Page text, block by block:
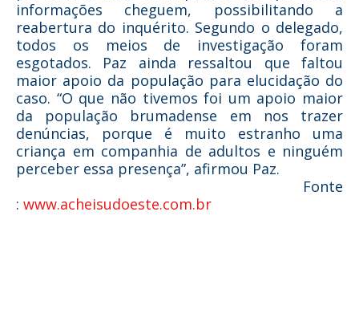
informações cheguem, possibilitando a
reabertura do inquérito. Segundo o delegado,
todos os meios de investigação foram
esgotados. Paz ainda ressaltou que faltou
maior apoio da população para elucidação do
caso. “O que não tivemos foi um apoio maior
da população brumadense em nos trazer
denúncias, porque é muito estranho uma
criança em companhia de adultos e ninguém
perceber essa presença”, afirmou Paz.
Fonte
: www.acheisudoeste.com.br